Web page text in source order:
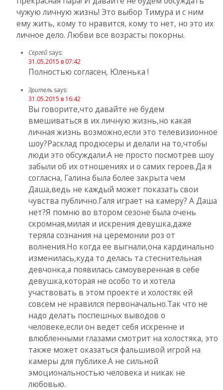
чужую личную жизнь! Это выбор Тимура и с ним
ему жить, кому то нравится, кому то нет, но это их
личное дело. Любви все возрасты покорны.
Сергей says:
31.05.2015 в 07:42
Полностью согласен, Юленька !
Зритель says:
31.05.2015 в 16:42
Вы говорите,что давайте не будем
вмешиваться в их личную жизнь,но какая
личная жизнь возможно,если это телевизионное
шоу?Расклад продюсеры и делали на то,чтобы
люди это обсуждали.А не просто посмотрев шоу
забыли об их отношениях и о самих героев.Да я
согласна, Галина была более закрыта чем
Даша,ведь не каждый может показать свои
чувства публично.Галя играет на камеру? А Даша
нет?Я помню во втором сезоне была очень
скромная,милая и искрения девушка,даже
теряла сознания на церемонии роз от
волнения.Но когда ее выгнали,она кардинально
изменилась,куда то делась та стеснительная
девчонка,а появилась самоуверенная в себе
девушка,которая не особо то и хотела
участвовать в этом проекте и холостяк ей
совсем не нравился первоначально.Так что не
надо делать поспешных выводов о
человеке,если он ведет себя искренне и
влюбленными глазами смотрит на холостяка, это
также может оказаться фальшивой игрой на
камеры для публике.А не сильной
эмоциональностью человека и никак не
любовью.